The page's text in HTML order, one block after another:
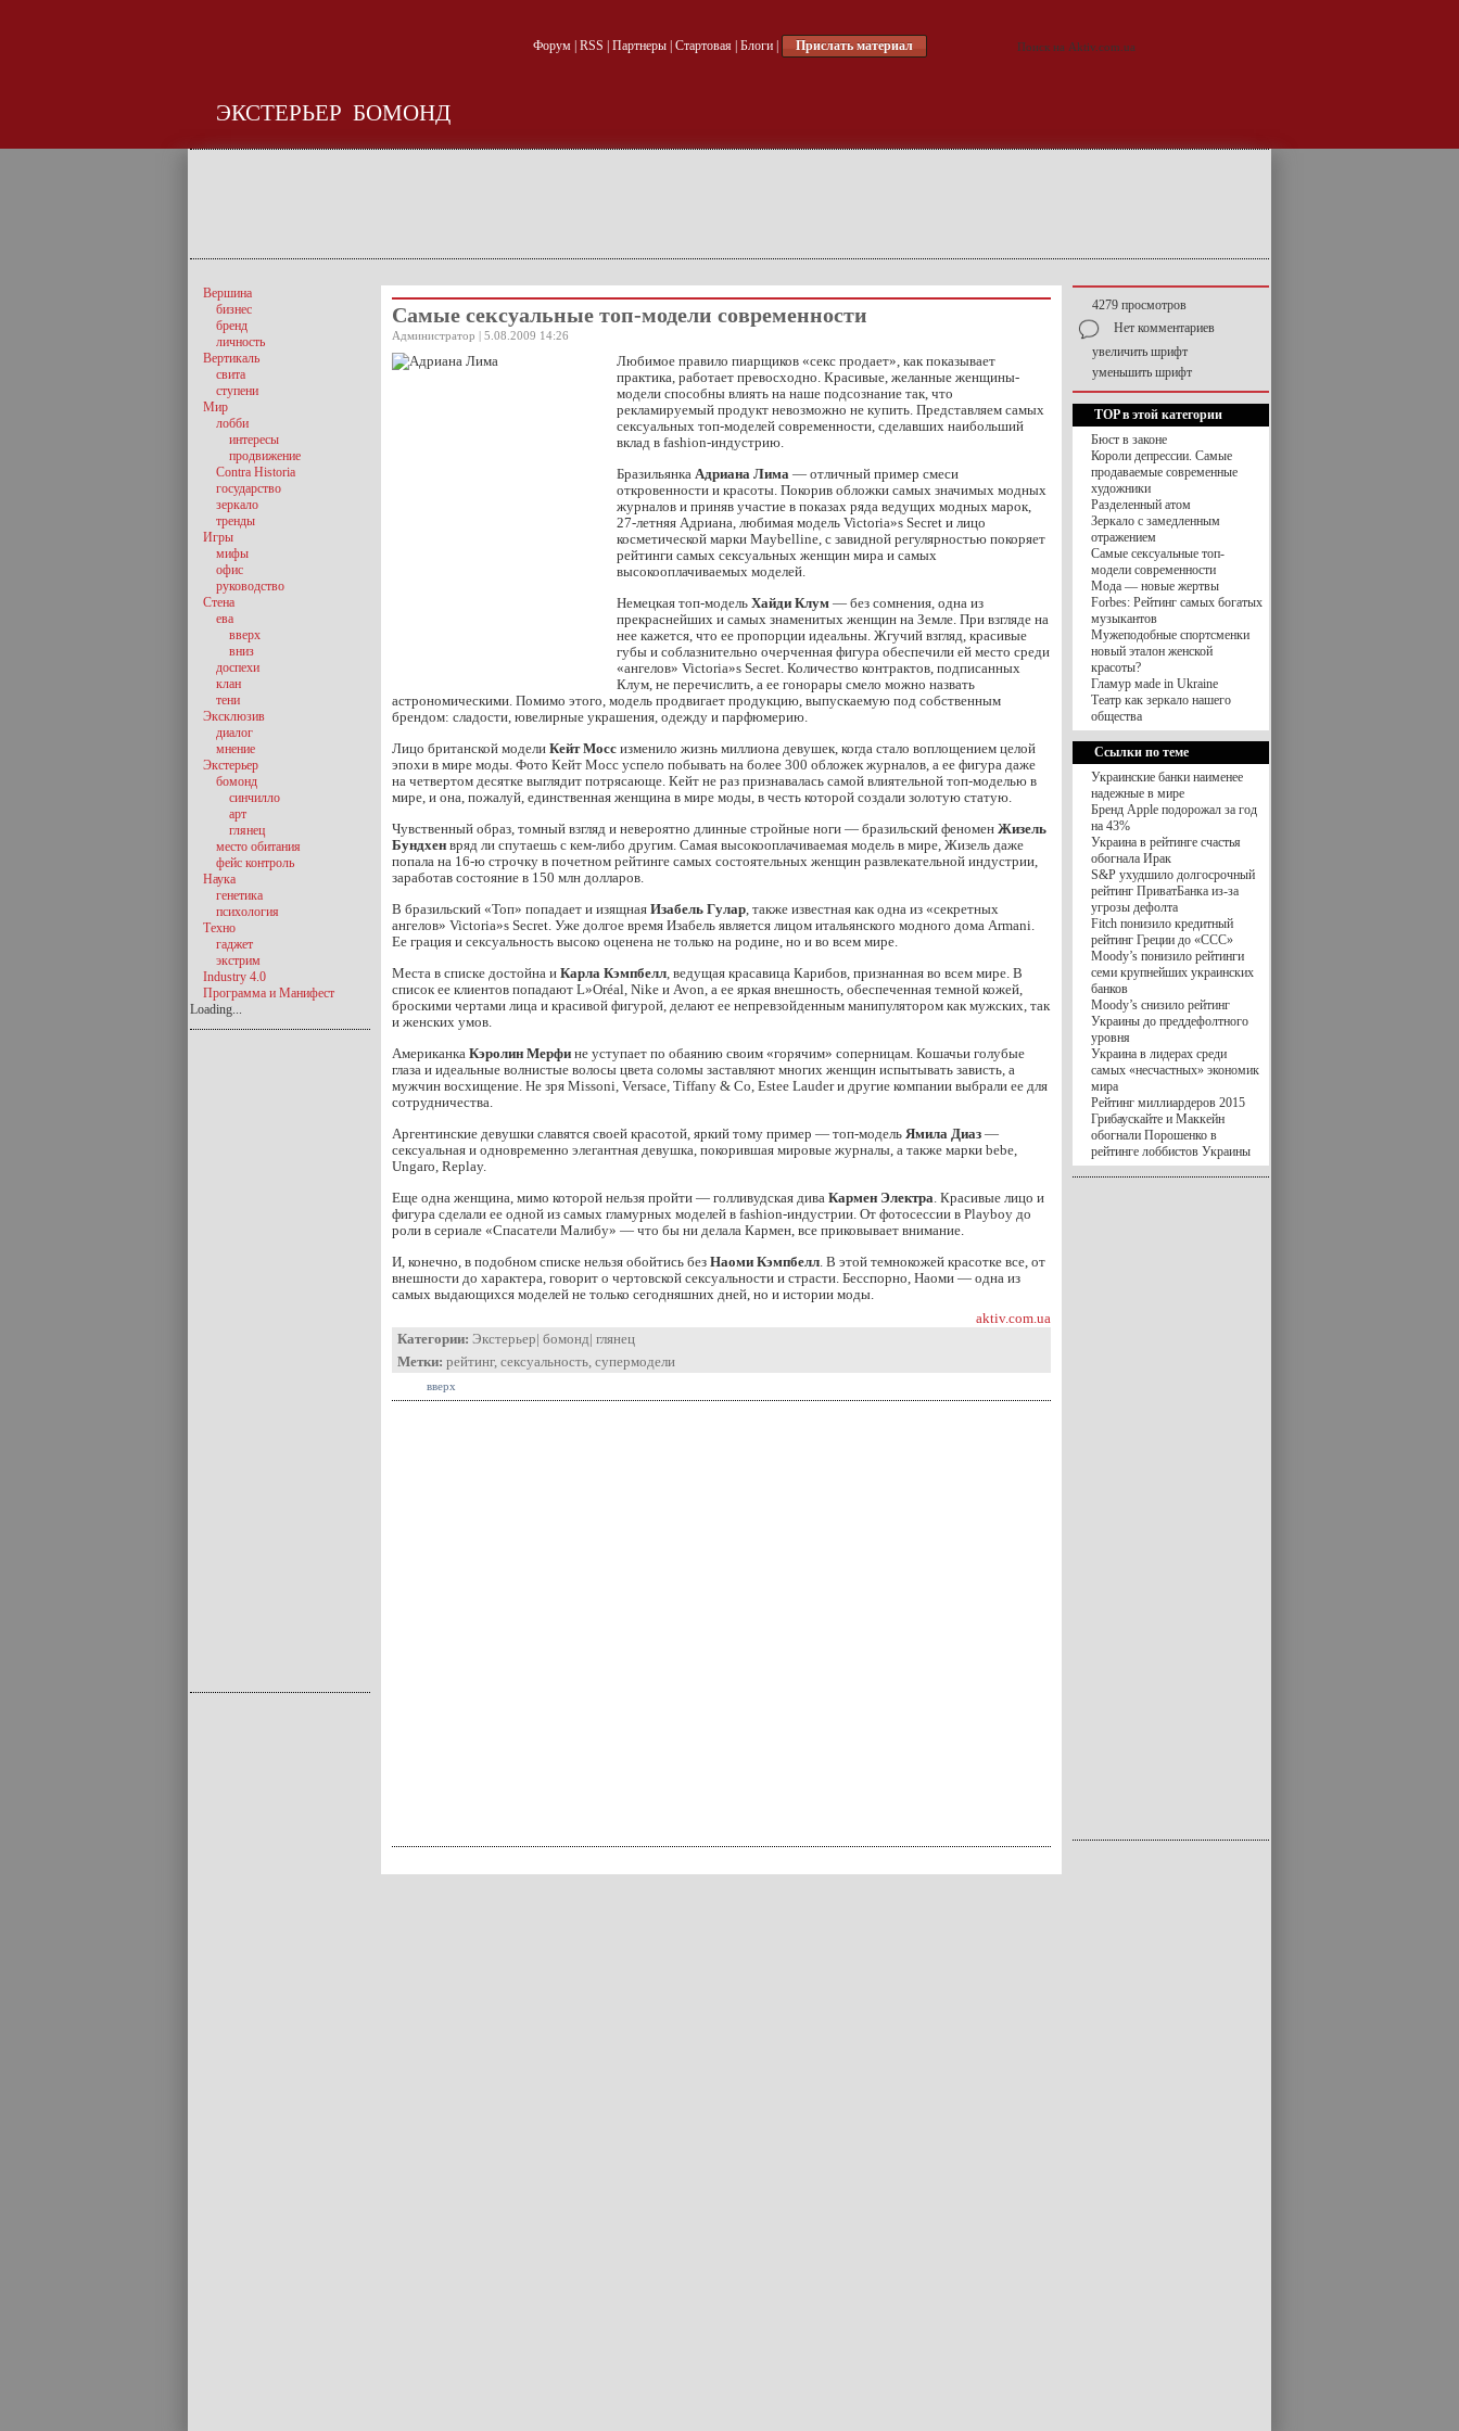
Форум| RSS Партнеры| Стартовая| Блоги| Прислать материал
ЭКСТЕРЬЕР БОМОНД
Самые сексуальные топ-модели современности
Администратор | 5.08.2009 14:26
Любимое правило пиарщиков «секс продает», как показывает
практика, работает превосходно. Красивые, желанные женщины-
модели способны влиять на наше подсознание так, что
рекламируемый продукт невозможно не купить. Представляем самых
сексуальных топ-моделей современности, сделавших наибольший
вклад в fashion-индустрию.
Бразильянка Адриана Лима — отличный пример смеси
откровенности и красоты. Покорив обложки самых значимых модных
журналов и приняв участие в показах ряда ведущих модных марок,
27-летняя Адриана, любимая модель Victoria»s Secret и лицо
косметической марки Maybelline, с завидной регулярностью покоряет
рейтинги самых сексуальных женщин мира и самых
высокооплачиваемых моделей.
Немецкая топ-модель Хайди Клум — без сомнения, одна из
прекраснейших и самых знаменитых женщин на Земле. При взгляде на
нее кажется, что ее пропорции идеальны. Жгучий взгляд, красивые
губы и соблазнительно очерченная фигура обеспечили ей место среди
«ангелов» Victoria»s Secret. Количество контрактов, подписанных
Клум, не перечислить, а ее гонорары смело можно назвать
астрономическими. Помимо этого, модель продвигает продукцию, выпускаемую под собственным
брендом: сладости, ювелирные украшения, одежду и парфюмерию.
Лицо британской модели Кейт Мосс изменило жизнь миллиона девушек, когда стало воплощением целой
эпохи в мире моды. Фото Кейт Мосс успело побывать на более 300 обложек журналов, а ее фигура даже
на четвертом десятке выглядит потрясающе. Кейт не раз признавалась самой влиятельной топ-моделью в
мире, и она, пожалуй, единственная женщина в мире моды, в честь которой создали золотую статую.
Чувственный образ, томный взгляд и невероятно длинные стройные ноги — бразильский феномен Жизель
Бундхен вряд ли спутаешь с кем-либо другим. Самая высокооплачиваемая модель в мире, Жизель даже
попала на 16-ю строчку в почетном рейтинге самых состоятельных женщин развлекательной индустрии,
заработав состояние в 150 млн долларов.
В бразильский «Топ» попадает и изящная Изабель Гулар, также известная как одна из «секретных
ангелов» Victoria»s Secret. Уже долгое время Изабель является лицом итальянского модного дома Armani.
Ее грация и сексуальность высоко оценена не только на родине, но и во всем мире.
Места в списке достойна и Карла Кэмпбелл, ведущая красавица Карибов, признанная во всем мире. В
список ее клиентов попадают L»Oréal, Nike и Avon, а ее яркая внешность, обеспеченная темной кожей,
броскими чертами лица и красивой фигурой, делают ее непревзойденным манипулятором как мужских, так
и женских умов.
Американка Кэролин Мерфи не уступает по обаянию своим «горячим» соперницам. Кошачьи голубые
глаза и идеальные волнистые волосы цвета соломы заставляют многих женщин испытывать зависть, а
мужчин восхищение. Не зря Missoni, Versace, Tiffany & Co, Estee Lauder и другие компании выбрали ее для
сотрудничества.
Аргентинские девушки славятся своей красотой, яркий тому пример — топ-модель Ямила Диаз —
сексуальная и одновременно элегантная девушка, покорившая мировые журналы, а также марки bebe,
Ungarо, Replay.
Еще одна женщина, мимо которой нельзя пройти — голливудская дива Кармен Электра. Красивые лицо и
фигура сделали ее одной из самых гламурных моделей в fashion-индустрии. От фотосессии в Playboy до
роли в сериале «Спасатели Малибу» — что бы ни делала Кармен, все приковывает внимание.
И, конечно, в подобном списке нельзя обойтись без Наоми Кэмпбелл. В этой темнокожей красотке все, от
внешности до характера, говорит о чертовской сексуальности и страсти. Бесспорно, Наоми — одна из
самых выдающихся моделей не только сегодняшних дней, но и истории моды.
aktiv.com.ua
Категории: Экстерьер| бомонд| глянец
Метки: рейтинг, сексуальность, супермодели
вверх
Вершина
бизнес
бренд
личность
Вертикаль
свита
ступени
Мир
лобби
интересы
продвижение
Contra Historia
государство
зеркало
тренды
Игры
мифы
офис
руководство
Стена
ева
вверх
вниз
доспехи
клан
тени
Эксклюзив
диалог
мнение
Экстерьер
бомонд
синчилло
арт
глянец
место обитания
фейс контроль
Наука
генетика
психология
Техно
гаджет
экстрим
Industry 4.0
Программа и Манифест
Loading...
4279 просмотров
Нет комментариев
увеличить шрифт
уменьшить шрифт
TOP в этой категории
Бюст в законе
Короли депрессии. Самые
продаваемые современные
художники
Разделенный атом
Зеркало с замедленным
отражением
Самые сексуальные топ-
модели современности
Мода — новые жертвы
Forbes: Рейтинг самых богатых
музыкантов
Мужеподобные спортсменки
новый эталон женской
красоты?
Гламур мade in Ukraine
Театр как зеркало нашего
общества
Ссылки по теме
Украинские банки наименее
надежные в мире
Бренд Apple подорожал за год
на 43%
Украина в рейтинге счастья
обогнала Ирак
S&P ухудшило долгосрочный
рейтинг ПриватБанка из-за
угрозы дефолта
Fitch понизило кредитный
рейтинг Греции до «CCC»
Moody’s понизило рейтинги
семи крупнейших украинских
банков
Moody’s снизило рейтинг
Украины до преддефолтного
уровня
Украина в лидерах среди
самых «несчастных» экономик
мира
Рейтинг миллиардеров 2015
Грибаускайте и Маккейн
обогнали Порошенко в
рейтинге лоббистов Украины